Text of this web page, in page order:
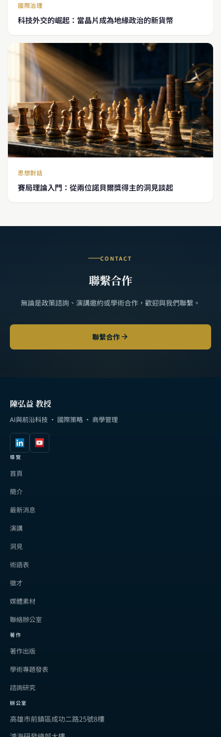
國際治理
科技外交的崛起：當晶片成為地緣政治的新貨幣
思想對話
賽局理論入門：從兩位諾貝爾獎得主的洞見談起
CONTACT
聯繫合作
無論是政策諮詢、演講邀約或學術合作，歡迎與我們聯繫。
聯繫合作
陳弘益 教授
AI與前沿科技 · 國際策略 · 商學管理
導覽
首頁
簡介
最新消息
演講
洞見
術語表
徵才
媒體素材
聯絡辦公室
著作
著作出版
學術專題發表
諮詢研究
辦公室
高雄市前鎮區成功二路25號8樓